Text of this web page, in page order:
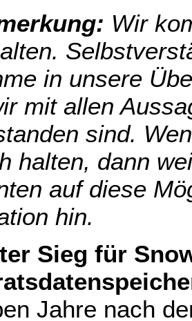
Wir
in unsere
mit allen
sind.
halten, dann
auf diese
hin.
Sieg für
Jahre nach